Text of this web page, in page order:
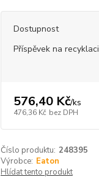
Dostupnost
Příspěvek na recyklaci
576,40 Kč/ks
476,36 Kč bez DPH
Číslo produktu: 248395
Výrobce: Eaton
Hlídat tento produkt